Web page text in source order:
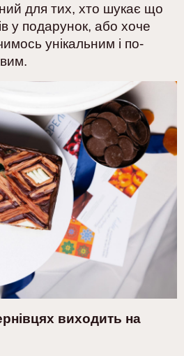
для тих, хто шукає що
у подарунок, або хоче
унікальним і по-
виходить на